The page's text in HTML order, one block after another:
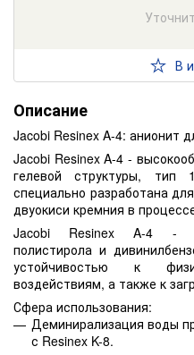
В
Описание
Jacobi Resinex A-4: анионит
Jacobi Resinex A-4 -
гелевой структуры, тип
специально разработана
двуокиси кремния в
Jacobi Resinex A-4 -
полистирола и
устойчивостью к
воздействиям, а также к
Сфера использования:
Деминирализация воды
с Resinex K-8.